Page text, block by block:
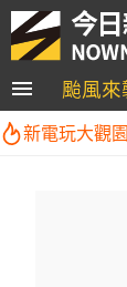
颱風來
新電玩大觀園